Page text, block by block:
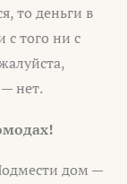
то деньги в
с того ни с
нет.
дом —